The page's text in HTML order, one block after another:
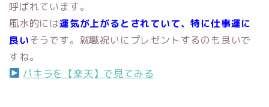
呼ばれています。
風水的には運気が上がるとされていて、特に仕事運に
良いそうです。就職祝いにプレゼントするのも良いで
すね。
パキラを【楽天】で見てみる